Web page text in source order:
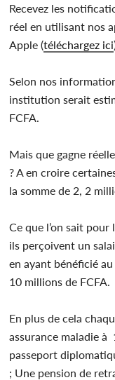
Recevez les
réel en utilisant nos
Apple (téléchargez ici
Selon nos
institution serait
FCFA.
Mais que gagne
? A en croire
la somme de 2, 2
Ce que l’on sait
ils perçoivent un
en ayant bénéficié
10 millions de FCFA.
En plus de cela
assurance maladie
passeport
; Une pension de